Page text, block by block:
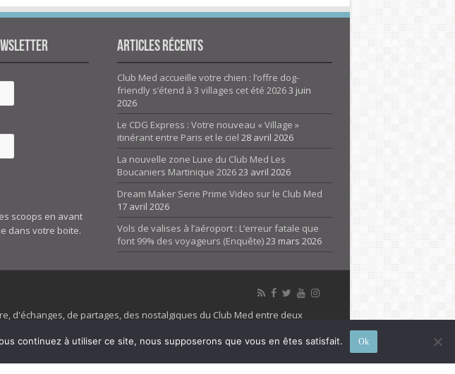
scoops en avant
dans votre boite.
Articles Récents
Club Med accueille votre chien : l’offre dog-
friendly s’étend à 3 villages cet été 20263 juin
2026
Le CDG Express : Votre nouveau « Village »
itinérant entre Paris et le ciel 28 avril 2026
La nouvelle zone Luxe du Club Med Les
Boucaniers Martinique 202623 avril 2026
Dream Maker Serie Prime Video sur le Club Med
17 avril 2026
Vols de valises à l’aéroport : L’erreur fatale que
font 99% des voyageurs (Enquête)23 mars 2026
d'échanges, de partages, des nostalgiques du Club Med entre deux
et la marque citée est la propriété de son détenteur respectif. Le site
sont la propriétés de la marque Club Med, Tous droits réservés - 2026
continuez à utiliser ce site, nous supposerons que vous en êtes satisfait. Ok